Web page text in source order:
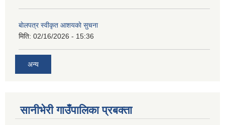
बाेलपत्र स्वीकृत आशयकाे सुचना
मिति: 02/16/2026 - 15:36
अन्य
सानीभेरी गाउँपालिका प्रबक्ता